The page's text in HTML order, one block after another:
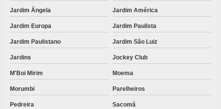
Jardim Ângela Jardim América
Jardim Europa Jardim Paulista
Jardim Paulistano Jardim São Luiz
Jardins Jockey Club
M'Boi Mirim Moema
Morumbi Parelheiros
Pedreira Sacomã